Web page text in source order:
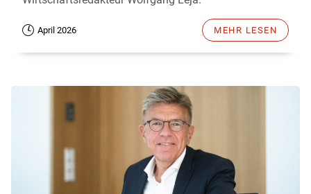
April 2026 MEHR LESEN